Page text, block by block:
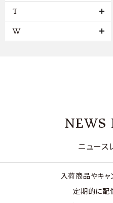
T
W
NEWS
ニュース
入荷商品やキ
定期的に配